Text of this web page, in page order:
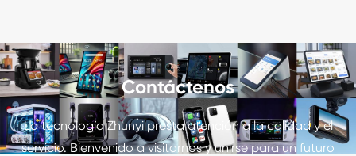
Contáctenos
La tecnología Zhunyi presta atención a la calidad y el
servicio. Bienvenido a visitarnos y unirse para un futuro